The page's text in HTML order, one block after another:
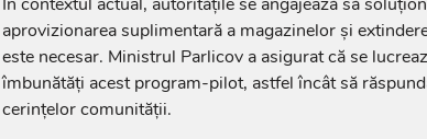
aprovizionarea suplimentară a magazinelor și
este necesar. Ministrul Parlicov a asigurat că se
îmbunătăți acest program-pilot, astfel încât să
cerințelor comunității.